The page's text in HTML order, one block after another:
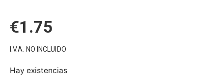
€1.75
I.V.A. NO INCLUIDO
Hay existencias